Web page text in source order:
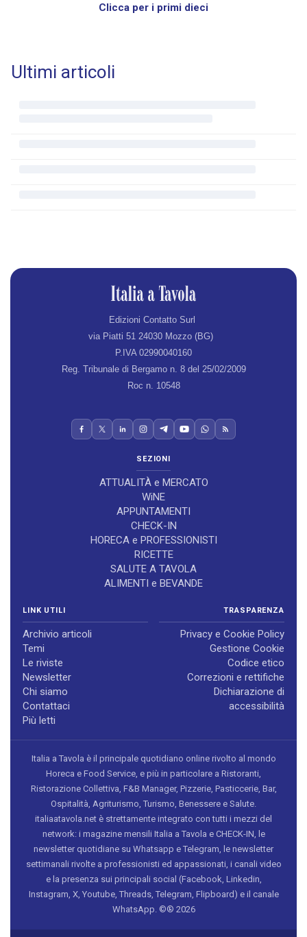
Clicca per i primi dieci
Ultimi articoli
Edizioni Contatto Surl
via Piatti 51 24030 Mozzo (BG)
P.IVA 02990040160
Reg. Tribunale di Bergamo n. 8 del 25/02/2009
Roc n. 10548
SEZIONI
ATTUALITÀ e MERCATO
WiNE
APPUNTAMENTI
CHECK-IN
HORECA e PROFESSIONISTI
RICETTE
SALUTE A TAVOLA
ALIMENTI e BEVANDE
LINK UTILI
Archivio articoli
Temi
Le riviste
Newsletter
Chi siamo
Contattaci
Più letti
TRASPARENZA
Privacy e Cookie Policy
Gestione Cookie
Codice etico
Correzioni e rettifiche
Dichiarazione di
accessibilità
Italia a Tavola è il principale quotidiano online rivolto al mondo
Horeca e Food Service, e più in particolare a Ristoranti,
Ristorazione Collettiva, F&B Manager, Pizzerie, Pasticcerie, Bar,
Ospitalità, Agriturismo, Turismo, Benessere e Salute.
italiaatavola.net è strettamente integrato con tutti i mezzi del
network: i magazine mensili Italia a Tavola e CHECK-IN, le
newsletter quotidiane su Whatsapp e Telegram, le newsletter
settimanali rivolte a professionisti ed appassionati, i canali video
e la presenza sui principali social (Facebook, Linkedin,
Instagram, X, Youtube, Threads, Telegram, Flipboard) e il canale
WhatsApp. ©® 2026